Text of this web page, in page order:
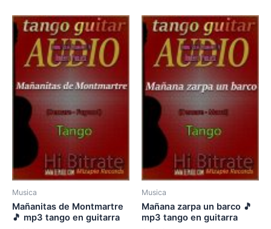
Musica
Mañanitas de Montmartre
🎵 mp3 tango en guitarra
Musica
Mañana zarpa un barco 🎵
mp3 tango en guitarra